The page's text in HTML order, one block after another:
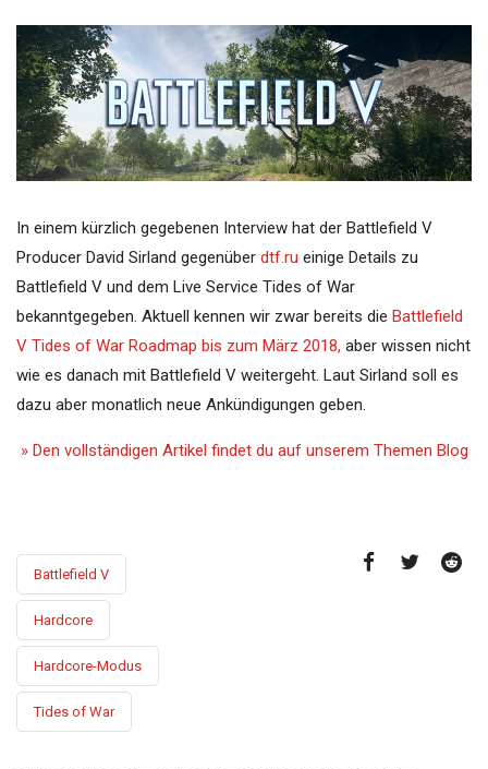
In einem kürzlich gegebenen Interview hat der Battlefield V
Producer David Sirland gegenüber dtf.ru einige Details zu
Battlefield V und dem Live Service Tides of War
bekanntgegeben. Aktuell kennen wir zwar bereits die Battlefield
V Tides of War Roadmap bis zum März 2018, aber wissen nicht
wie es danach mit Battlefield V weitergeht. Laut Sirland soll es
dazu aber monatlich neue Ankündigungen geben.
» Den vollständigen Artikel findet du auf unserem Themen Blog
Battlefield V
Hardcore
Hardcore-Modus
Tides of War